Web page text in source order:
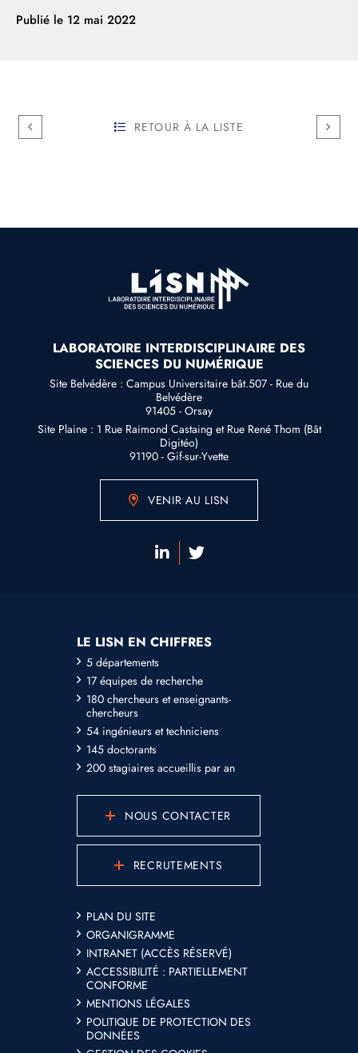
Publié le 12 mai 2022
RETOUR À LA LISTE
LABORATOIRE INTERDISCIPLINAIRE DES
SCIENCES DU NUMÉRIQUE
Site Belvédère : Campus Universitaire bât.507 - Rue du
Belvédère
91405 - Orsay
Site Plaine : 1 Rue Raimond Castaing et Rue René Thom (Bât
Digitéo)
91190 - Gif-sur-Yvette
VENIR AU LISN
LE LISN EN CHIFFRES
5 départements
17 équipes de recherche
180 chercheurs et enseignants-
chercheurs
54 ingénieurs et techniciens
145 doctorants
200 stagiaires accueillis par an
NOUS CONTACTER
RECRUTEMENTS
PLAN DU SITE
ORGANIGRAMME
INTRANET (ACCÈS RÉSERVÉ)
ACCESSIBILITÉ : PARTIELLEMENT
CONFORME
MENTIONS LÉGALES
POLITIQUE DE PROTECTION DES
DONNÉES